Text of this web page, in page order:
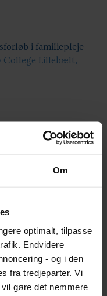
Om
optimalt, tilpasse
Endvidere
- og i den
fra tredjeparter. Vi
gøre det nemmere
i familiepleje
College Lillebælt,
Kring